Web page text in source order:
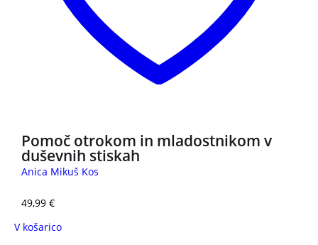
Pomoč otrokom in mladostnikom v
duševnih stiskah
Anica Mikuš Kos
49,99 €
V košarico